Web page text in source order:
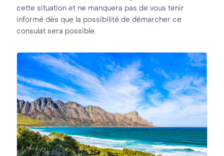
cette situation et ne manquera pas de vous tenir
informé dès que la possibilité de démarcher ce
consulat sera possible.